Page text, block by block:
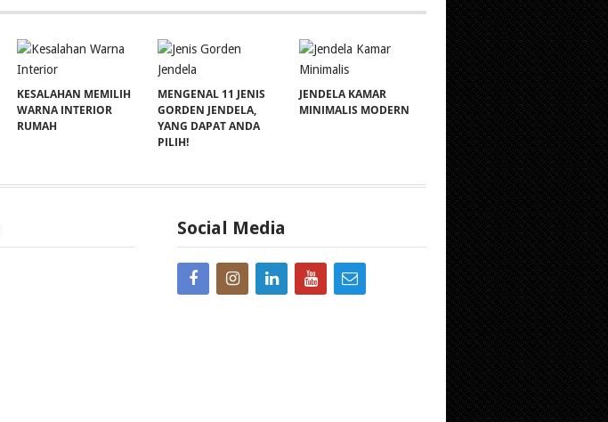
KESALAHAN MEMILIH
WARNA INTERIOR
RUMAH
MENGENAL 11 JENIS
GORDEN JENDELA,
YANG DAPAT ANDA
PILIH!
JENDELA KAMAR
MINIMALIS MODERN
Social Media